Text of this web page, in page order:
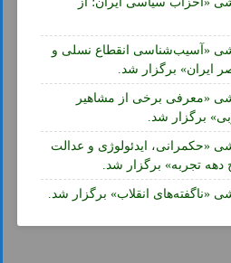
«آسیب‌شناسی انقطاع نسلی و
ایران» برگزار شد.
«معرفی برخی از مشاهیر
برگزار شد.
«حکمرانی، ایدئولوژی و عدالت
دهه تجربه» برگزار شد.
«ناگفته‌های انقلاب» برگزار شد.